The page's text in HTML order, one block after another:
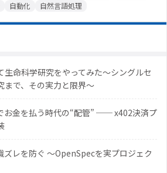
自動化 自然言語処理
生命科学研究をやってみた〜シングルセ
まで、その実力と限界〜
お金を払う時代の“配管” ── x402決済プ
レを防ぐ 〜OpenSpecを実プロジェク